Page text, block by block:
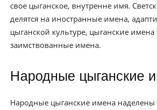
свое цыганское, внутренне имя.
делятся на иностранные имена,
цыганской культуре, цыганские имена
заимствованные имена.
Народные цыганские
Народные цыганские имена наделены